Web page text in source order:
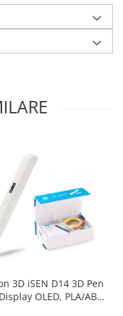
3D iSEN D14 3D Pen
OLED, PLA/ABS,